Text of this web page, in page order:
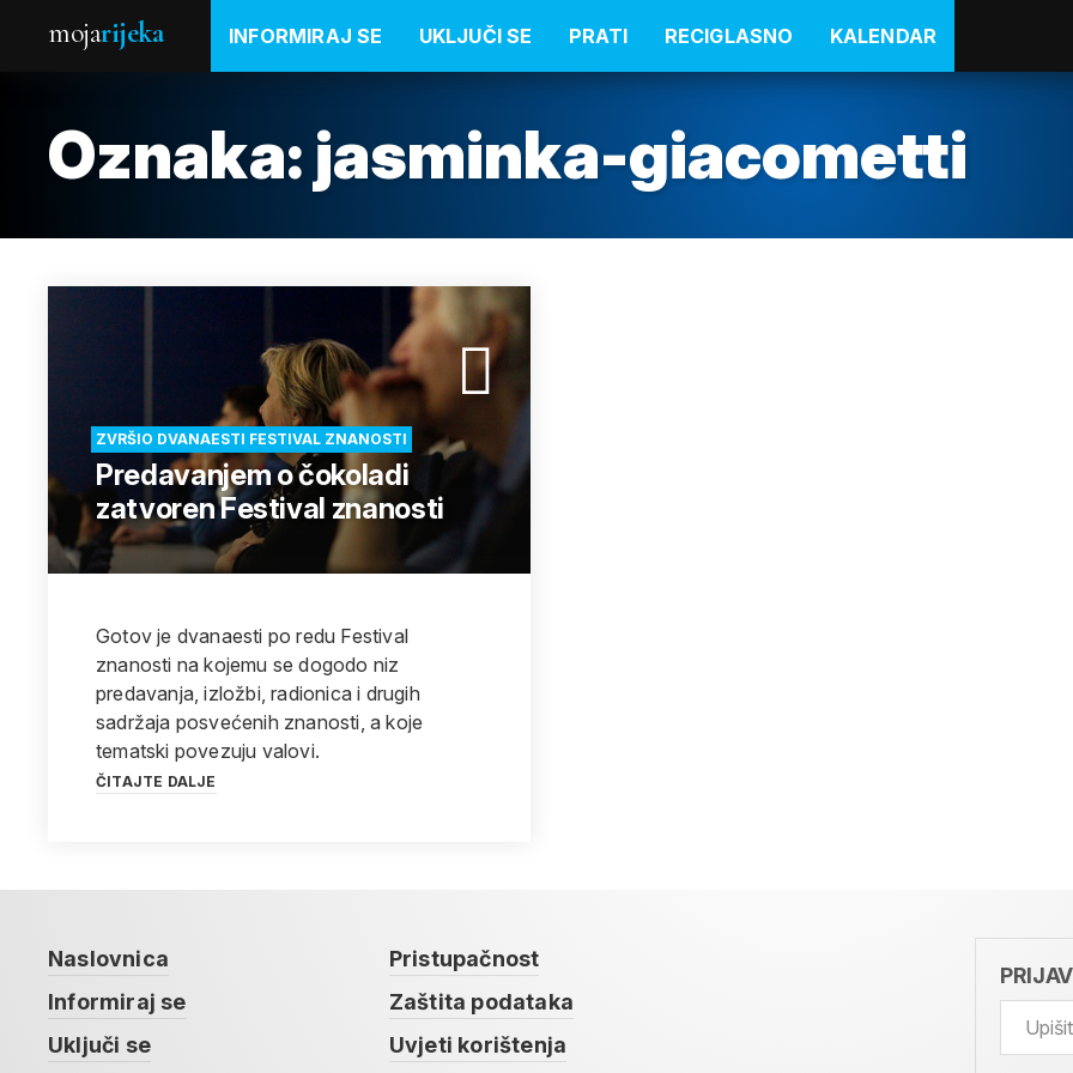
mojarijeka INFORMIRAJ SE UKLJUČI SE PRATI RECIGLASNO KALENDAR
Oznaka: jasminka-giacometti
ZVRŠIO DVANAESTI FESTIVAL ZNANOSTI
Predavanjem o čokoladi
zatvoren Festival znanosti
Gotov je dvanaesti po redu Festival
znanosti na kojemu se dogodo niz
predavanja, izložbi, radionica i drugih
sadržaja posvećenih znanosti, a koje
tematski povezuju valovi.
ČITAJTE DALJE
Naslovnica
Informiraj se
Uključi se
Pristupačnost
Zaštita podataka
Uvjeti korištenja